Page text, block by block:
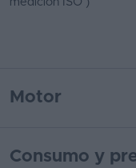
Motor
Consumo y